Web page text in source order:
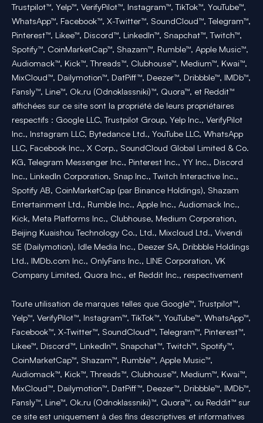
Trustpilot™, Yelp™, VerifyPilot™, Instagram™, TikTok™, YouTube™,
WhatsApp™, Facebook™, X-Twitter™, SoundCloud™, Telegram™,
Pinterest™, Likee™, Discord™, LinkedIn™, Snapchat™, Twitch™,
Spotify™, CoinMarketCap™, Shazam™, Rumble™, Apple Music™,
Audiomack™, Kick™, Threads™, Clubhouse™, Medium™, Kwai™,
MixCloud™, Dailymotion™, DatPiff™, Deezer™, Dribbble™, IMDb™,
Fansly™, Line™, Ok.ru (Odnoklassniki)™, Quora™, et Reddit™
affichées sur ce site sont la propriété de leurs propriétaires
respectifs : Google LLC, Trustpilot Group, Yelp Inc., VerifyPilot
Inc., Instagram LLC, Bytedance Ltd., YouTube LLC, WhatsApp
LLC, Facebook Inc., X Corp., SoundCloud Global Limited & Co.
KG, Telegram Messenger Inc., Pinterest Inc., YY Inc., Discord
Inc., LinkedIn Corporation, Snap Inc., Twitch Interactive Inc.,
Spotify AB, CoinMarketCap (par Binance Holdings), Shazam
Entertainment Ltd., Rumble Inc., Apple Inc., Audiomack Inc.,
Kick, Meta Platforms Inc., Clubhouse, Medium Corporation,
Beijing Kuaishou Technology Co., Ltd., Mixcloud Ltd., Vivendi
SE (Dailymotion), Idle Media Inc., Deezer SA, Dribbble Holdings
Ltd., IMDb.com Inc., OnlyFans Inc., LINE Corporation, VK
Company Limited, Quora Inc., et Reddit Inc., respectivement
Toute utilisation de marques telles que Google™, Trustpilot™,
Yelp™, VerifyPilot™, Instagram™, TikTok™, YouTube™, WhatsApp™,
Facebook™, X-Twitter™, SoundCloud™, Telegram™, Pinterest™,
Likee™, Discord™, LinkedIn™, Snapchat™, Twitch™, Spotify™,
CoinMarketCap™, Shazam™, Rumble™, Apple Music™,
Audiomack™, Kick™, Threads™, Clubhouse™, Medium™, Kwai™,
MixCloud™, Dailymotion™, DatPiff™, Deezer™, Dribbble™, IMDb™,
Fansly™, Line™, Ok.ru (Odnoklassniki)™, Quora™, ou Reddit™ sur
ce site est uniquement à des fins descriptives et informatives